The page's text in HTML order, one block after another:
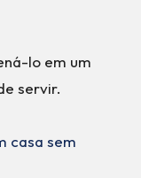
lo em um
servir.
casa sem